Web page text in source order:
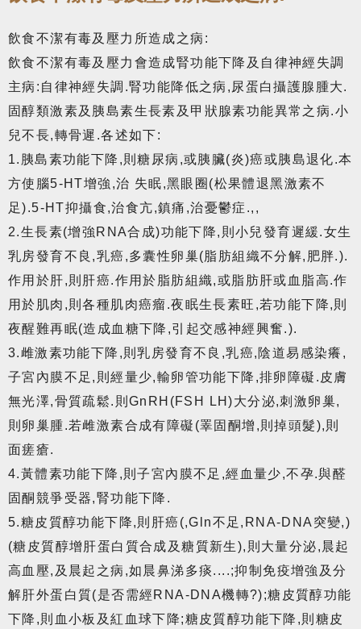
飲食不潔有毒及壓力所造成之病:
飲食不潔有毒及壓力會造成腎功能下降及自律神經失調
主病:自律神經失調.腎功能降低之病,尿蛋白攝護腺腫大.
固醇類激素及胰島素生長素及甲狀腺素功能異常之病.小
兒不長,轉骨遲.各述如下:
1.胰島素功能下降,則糖尿病,或胰臟(炎)癌或胰島退化.本
方使腦5-HT增強,治 失眠,黑眼圈(松果體退黑激素不
足).5-HT抑攝食,治食亢,鎮痛,治憂鬱症.,,
2.生長素(增強RNA合成)功能下降,則小兒發育遲緩.女生
乳房發育不良,乳癌,多囊性卵巢(脂肪組織不分解,肥胖.).
作用於肝,則肝癌.作用於脂肪組織,或脂肪肝或血脂高.作
用於肌肉,則各種肌肉癌瘤.夜眠生長素旺,若功能下降,則
夜醒難再眠(造成血糖下降,引起交感神經興奮.).
3.雌激素功能下降,則乳房發育不良,乳癌,陰道易感染癢,
子宮內膜不足,則經量少,輸卵管功能下降,排卵障礙.皮膚
無光澤,骨質疏鬆.則GnRH(FSH LH)大分泌,刺激卵巢,
則卵巢腫.若雌激素合成有障礙(睪固酮增,則掉頭髮),則
面瘥瘡.
4.黃體素功能下降,則子宮內膜不足,經血量少,不孕.與醛
固酮競爭受器,腎功能下降.
5.糖皮質醇功能下降,則肝癌(,Gln不足,RNA-DNA突變,)
(糖皮質醇增肝蛋白質合成及糖質新生),則大量分泌,晨起
高血壓,及晨起之病,如晨鼻涕多痰....;抑制免疫增強及分
解肝外蛋白質(是否需經RNA-DNA機轉?);糖皮質醇功能
下降,則血小板及紅血球下降;糖皮質醇功能下降,則糖皮